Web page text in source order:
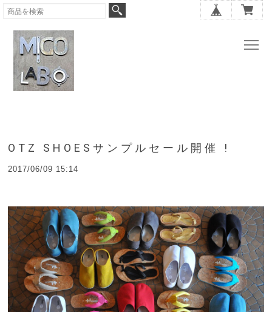
OTZ SHOESサンプルセール開催 !
2017/06/09 15:14